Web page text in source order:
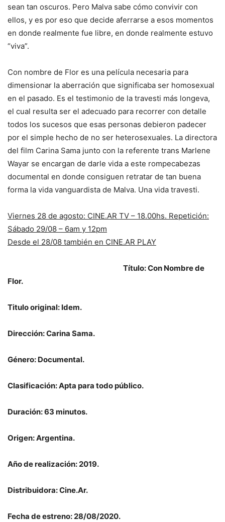
sean tan oscuros. Pero Malva sabe cómo convivir con
ellos, y es por eso que decide aferrarse a esos momentos
en donde realmente fue libre, en donde realmente estuvo
“viva”.
Con nombre de Flor es una película necesaria para
dimensionar la aberración que significaba ser homosexual
en el pasado. Es el testimonio de la travesti más longeva,
el cual resulta ser el adecuado para recorrer con detalle
todos los sucesos que esas personas debieron padecer
por el simple hecho de no ser heterosexuales. La directora
del film Carina Sama junto con la referente trans Marlene
Wayar se encargan de darle vida a este rompecabezas
documental en donde consiguen retratar de tan buena
forma la vida vanguardista de Malva. Una vida travesti.
Viernes 28 de agosto: CINE.AR TV – 18.00hs. Repetición:
Sábado 29/08 – 6am y 12pm
Desde el 28/08 también en CINE.AR PLAY
Título: Con Nombre de
Flor.
Titulo original: Idem.
Dirección: Carina Sama.
Género: Documental.
Clasificación: Apta para todo público.
Duración: 63 minutos.
Origen: Argentina.
Año de realización: 2019.
Distribuidora: Cine.Ar.
Fecha de estreno: 28/08/2020.